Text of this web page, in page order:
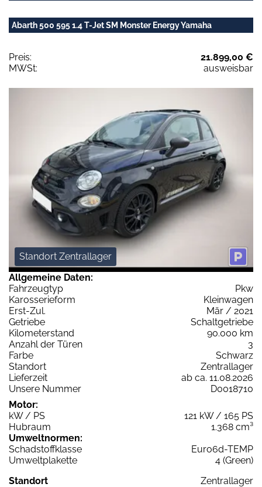
Abarth 500 595 1.4 T-Jet SM Monster Energy Yamaha
Preis:
21.899,00 €
MWSt:
ausweisbar
Standort Zentrallager
Allgemeine Daten:
Fahrzeugtyp
Pkw
Karosserieform
Kleinwagen
Erst-Zul.
Mär / 2021
Getriebe
Schaltgetriebe
Kilometerstand
90.000 km
Anzahl der Türen
3
Farbe
Schwarz
Standort
Zentrallager
Lieferzeit
ab ca. 11.08.2026
Unsere Nummer
D0018710
Motor:
kW / PS
121 kW / 165 PS
Hubraum
1.368 cm³
Umweltnormen:
Schadstoffklasse
Euro6d-TEMP
Umweltplakette
4 (Green)
Standort
Zentrallager